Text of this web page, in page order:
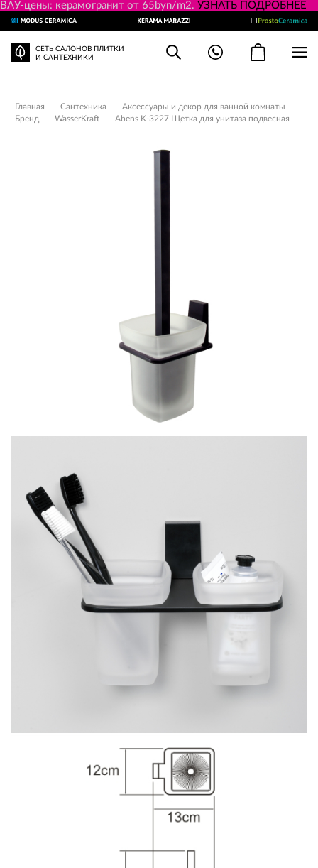
ВАУ-цены: керамогранит от 65byn/m2. УЗНАТЬ ПОДРОБНЕЕ
СЕТЬ САЛОНОВ ПЛИТКИ
И САНТЕХНИКИ
Главная — Сантехника — Аксессуары и декор для ванной комнаты
—
Бренд
— WasserKraft — Abens K-3227 Щетка для унитаза подвесная